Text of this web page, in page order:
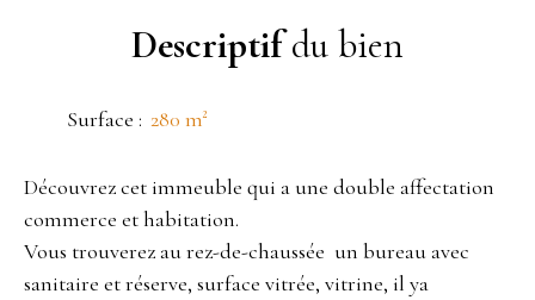
Descriptifdu bien
Surface : 280 m²
Découvrez cet immeuble qui a une double affectation
commerce et habitation.
Vous trouverez au rez-de-chaussée un bureau avec
sanitaire et réserve, surface vitrée, vitrine, il ya